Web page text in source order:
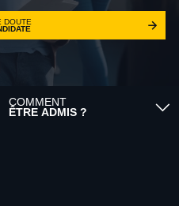
DOUTE
COMMENT
ÊTRE ADMIS ?